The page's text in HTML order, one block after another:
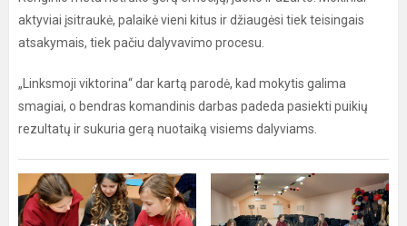
aktyviai įsitraukė, palaikė vieni kitus ir džiaugėsi tiek teisingais
atsakymais, tiek pačiu dalyvavimo procesu.
„Linksmoji viktorina“ dar kartą parodė, kad mokytis galima
smagiai, o bendras komandinis darbas padeda pasiekti puikių
rezultatų ir sukuria gerą nuotaiką visiems dalyviams.